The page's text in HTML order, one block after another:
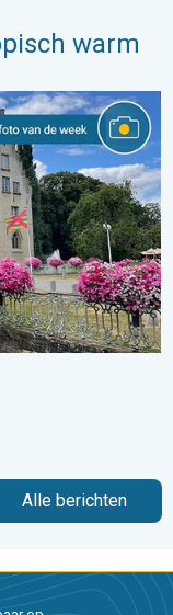
warm
. . zaterdag
Alle berichten